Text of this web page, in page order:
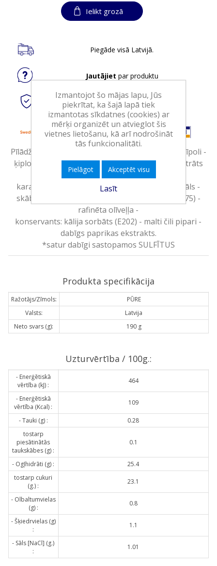
Ielikt grozā
Piegāde visā Latvijā.
Jautājiet par produktu
Droši tiešsaistes maksājumi
Pīlādžu čatnijs. Ūdens – āboli – agaves sīrups – sīpoli -
ķiploku pasta [SULFĪTI]* - pīlādžu sulas koncentrāts
(2%) - sīpolu granulas - recinātājs:
karagināns (E407) - skābe: etiķskābe (E260) – sāls -
skābuma regulētājs: glucono-delta-lactons (E575) -
rafinēta olīveļļa -
konservants: kālija sorbāts (E202) - malti čili pipari -
dabīgs paprikas ekstrakts.
*satur dabīgi sastopamos SULFĪTUS
Produkta specifikācija
Ražotājs/Zīmols:
PŪRE
Valsts:
Latvija
Neto svars (g):
190 g
Uzturvērtība / 100g.:
- Enerģētiskā
vērtība (kJ) :
464
- Enerģētiskā
vērtība (Kcal) :
109
- Tauki (g) :
0.28
tostarp
piesātinātās
taukskābes (g) :
0.1
- Ogļhidrāti (g) :
25.4
tostarp cukuri
(g.) :
23.1
- Olbaltumvielas
(g) :
0.8
- Šķiedrvielas (g)
:
1.1
- Sāls [NaCl] (g.)
:
1.01
Izmantojot šo mājas lapu, Jūs
piekrītat, ka šajā lapā tiek
izmantotas sīkdatnes (cookies) ar
mērķi organizēt un atvieglot šis
vietnes lietošanu, kā arī nodrošināt
tās funkcionalitāti.
Pielāgot Akceptēt visu
Lasīt